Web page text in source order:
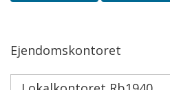
Ejendomskontoret